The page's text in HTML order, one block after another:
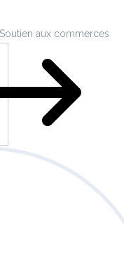
aux commerces